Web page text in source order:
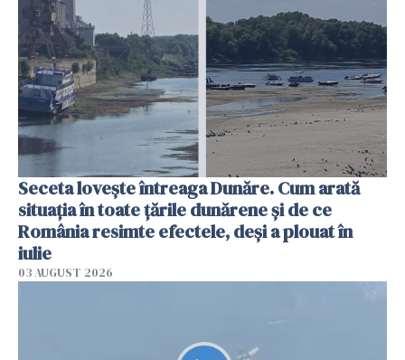
Seceta lovește întreaga Dunăre. Cum arată
situația în toate țările dunărene și de ce
România resimte efectele, deși a plouat în
iulie
03 AUGUST 2026